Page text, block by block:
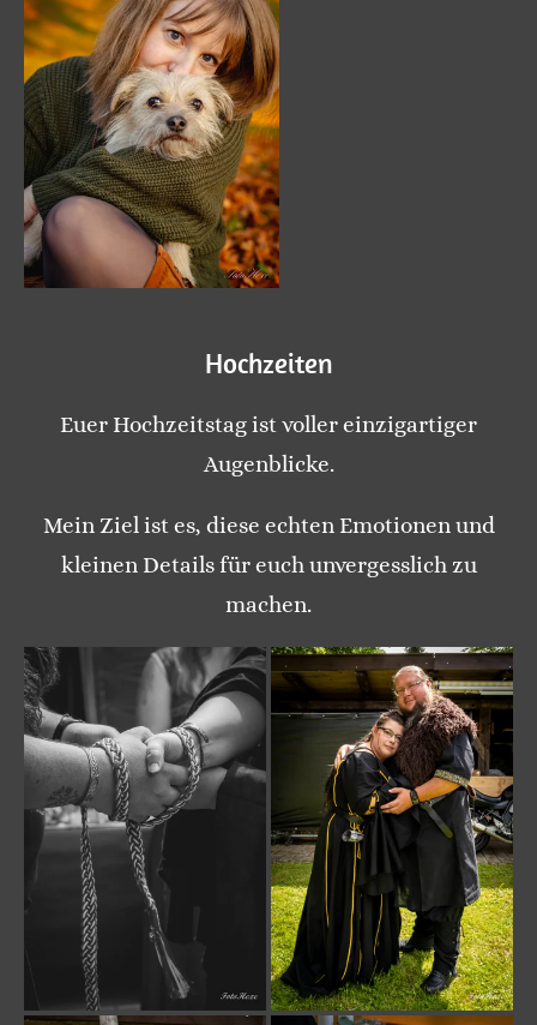
Hochzeiten
Euer Hochzeitstag ist voller einzigartiger
Augenblicke.
Mein Ziel ist es, diese echten Emotionen und
kleinen Details für euch unvergesslich zu
machen.